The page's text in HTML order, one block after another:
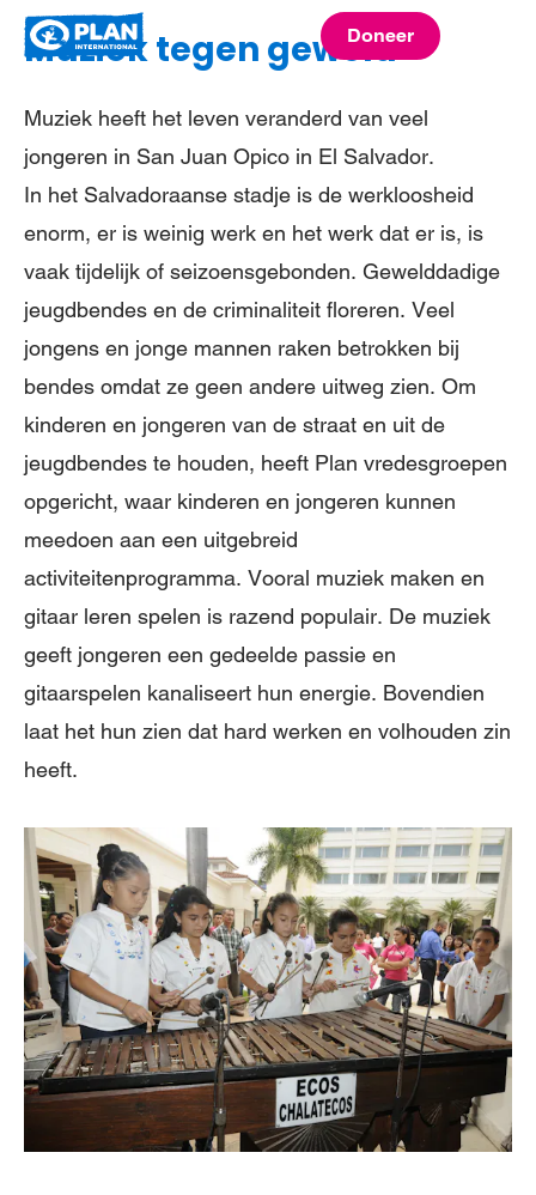
International
Doneer
Muziek tegen geweld
Muziek heeft het leven veranderd van veel
jongeren in San Juan Opico in El Salvador.
In het Salvadoraanse stadje is de werkloosheid
enorm, er is weinig werk en het werk dat er is, is
vaak tijdelijk of seizoensgebonden. Gewelddadige
jeugdbendes en de criminaliteit floreren. Veel
jongens en jonge mannen raken betrokken bij
bendes omdat ze geen andere uitweg zien. Om
kinderen en jongeren van de straat en uit de
jeugdbendes te houden, heeft Plan vredesgroepen
opgericht, waar kinderen en jongeren kunnen
meedoen aan een uitgebreid
activiteitenprogramma. Vooral muziek maken en
gitaar leren spelen is razend populair. De muziek
geeft jongeren een gedeelde passie en
gitaarspelen kanaliseert hun energie. Bovendien
laat het hun zien dat hard werken en volhouden zin
heeft.